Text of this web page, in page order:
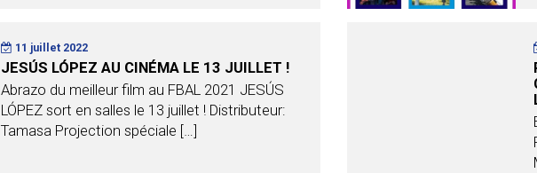
11 juillet 2022
JESÚS LÓPEZ AU CINÉMA LE 13 JUILLET !
Abrazo du meilleur film au FBAL 2021 JESÚS
LÓPEZ sort en salles le 13 juillet ! Distributeur:
Tamasa Projection spéciale […]